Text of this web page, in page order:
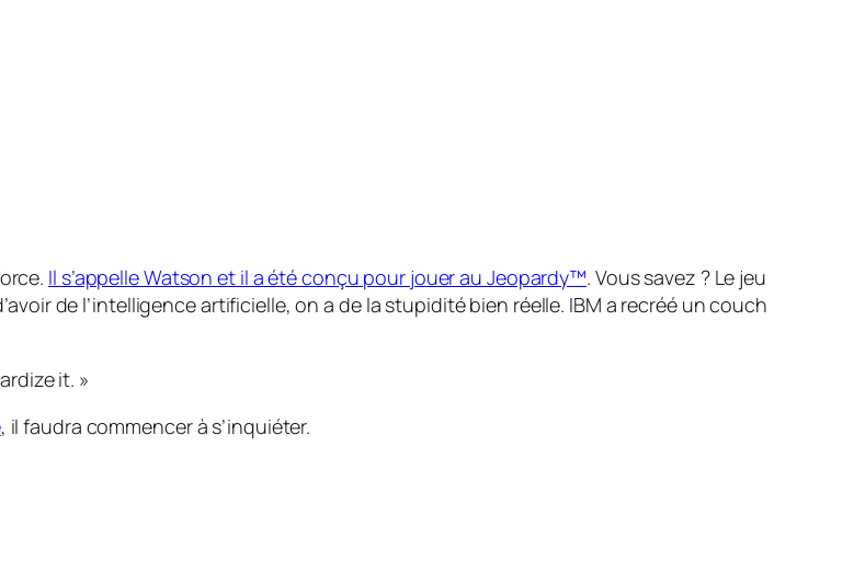
Il s’appelle Watson et il a été conçu pour jouer au Jeopardy™. Vous savez ? Le jeu
de l’intelligence artificielle, on a de la stupidité bien réelle. IBM a recréé un couch
it. »
, il faudra commencer à s’inquiéter.